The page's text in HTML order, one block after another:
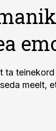
ta
meelt,